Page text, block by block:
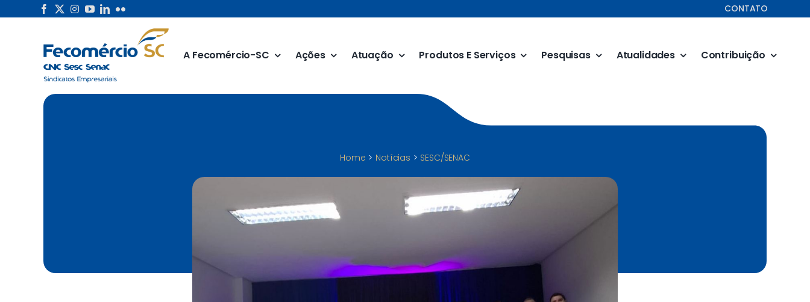
CONTATO
A Fecomércio-SC Ações Atuação Produtos E Serviços Pesquisas Atualidades Contribuição
Home Notícias SESC/SENAC